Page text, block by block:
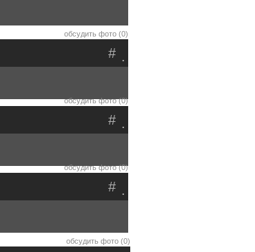
обсудить фото (0)
.
#
обсудить фото (0)
.
#
обсудить фото (0)
.
#
обсудить фото (0)